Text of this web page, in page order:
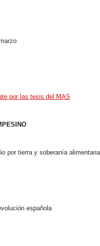
por las tesis del MAS
por tierra y soberanía alimentaria
española